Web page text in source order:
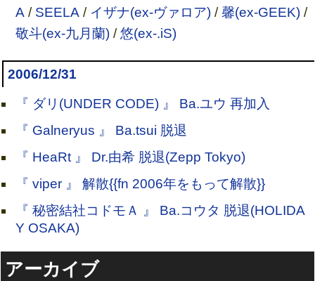
A / SEELA / イザナ(ex-ヴァロア)/ 馨(ex-GEEK)/
敬斗(ex-九月蘭)/悠(ex-.iS)
2006/12/31
『 ダリ(UNDER CODE) 』 Ba.ユウ 再加入
『 Galneryus 』 Ba.tsui 脱退
『 HeaRt 』 Dr.由希 脱退(Zepp Tokyo)
『 viper 』 解散{{fn 2006年をもって解散}}
『 秘密結社コドモＡ 』 Ba.コウタ 脱退(HOLIDA
Y OSAKA)
アーカイブ